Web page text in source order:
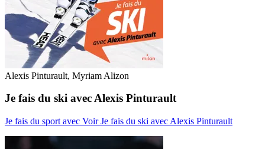
Alexis Pinturault, Myriam Alizon
Je fais du ski avec Alexis Pinturault
Je fais du sport avec Voir Je fais du ski avec Alexis Pinturault